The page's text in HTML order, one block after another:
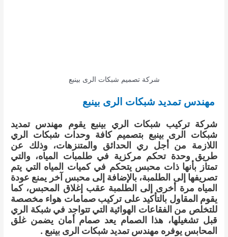
شركة تصميم شبكات الرى بينبع
مهندس تمديد شبكات الرى بينبع
شركة تركيب شبكات الري بينبع يقوم مهندس تمديد
شبكات الرى بينبع بتصميم كافة وحدات شبكات الري
اللازمة من أجل ري الحدائق والمتنزهات، وذلك عن
طريق وحدة تحكم مركزية في طلمبات المياه، والتي
تمتاز بأنها ذات محبس يتحكم في كميات المياه التي يتم
تصريفها إلى الطلمبة، بالإضافة إلى محبس آخر يمنع عودة
المياه مرة أخرى إلى الطلمبة عقب إغلاق المحبس، كما
يقوم المقاول بالتأكيد على تركيب صمامات هواء مخصصة
للتخلص من الفقاعات الهوائية التي تتواجد في شبكة الري
قبل تشغيلها، هذا الصمام يعد صمام أمان يضمن غلق
المحابس يوفره مهندس تمديد شبكات الرى بينبع .